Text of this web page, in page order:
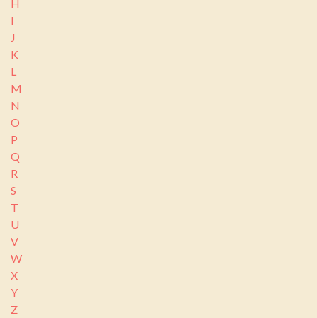
H
I
J
K
L
M
N
O
P
Q
R
S
T
U
V
W
X
Y
Z